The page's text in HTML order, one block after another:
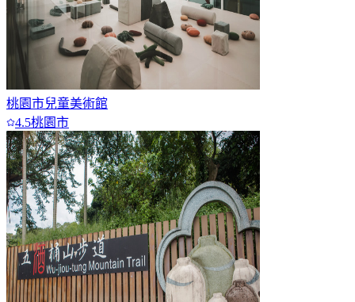
桃園市兒童美術館
4.5桃園市